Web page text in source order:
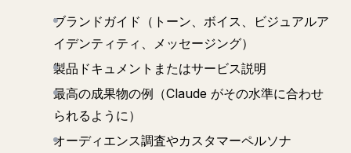
ブランドガイド（トーン、ボイス、ビジュアルア
イデンティティ、メッセージング）
製品ドキュメントまたはサービス説明
最高の成果物の例（Claude がその水準に合わせ
られるように）
オーディエンス調査やカスタマーペルソナ